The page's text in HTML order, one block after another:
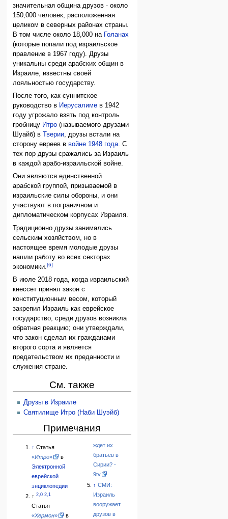
значительная община друзов - около
150,000 человек, расположенная
целиком в северных районах страны.
В том числе около 18,000 на Голанах
(которые попали под израильское
правление в 1967 году). Друзы
уникальны среди арабских общин в
Израиле, известны своей
лояльностью государству.
После того, как суннитское
руководство в Иерусалиме в 1942
году угрожало взять под контроль
гробницу Итро (называемого друзами
Шуайб) в
Тверии, друзы встали на
сторону евреев ввойне 1948 года. С
тех пор друзы сражались за Израиль
в каждой арабо-израильской войне.
Они являются единственной
арабской группой, призываемой в
израильские силы обороны, и они
участвуют в пограничном и
дипломатическом корпусах Израиля.
Традиционно друзы занимались
сельским хозяйством, но в
настоящее время молодые друзы
нашли работу во всех секторах
экономики.[6]
В июле 2018 года, когда израильский
кнессет принял закон с
конституционным весом, который
закрепил Израиль как еврейское
государство, среди друзов возникла
обратная реакцию; они утверждали,
что закон сделал их гражданами
второго сорта и является
предательством их преданности и
служения стране.
См. также
Друзы в Израиле
Святилище Итро (Наби Шуэйб)
Примечания
↑ Статья
«Итро»
в
Электронной
еврейской
энциклопедии
↑ 2,0 2,1
Статья
«Хермон»
в
ждет их
братьев в
Сирии? -
9tv
↑ СМИ:
Израиль
вооружает
друзов в